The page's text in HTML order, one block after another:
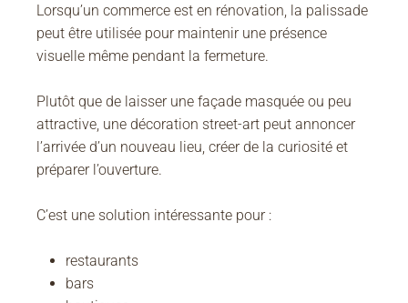
Lorsqu’un commerce est en rénovation, la palissade
peut être utilisée pour maintenir une présence
visuelle même pendant la fermeture.
Plutôt que de laisser une façade masquée ou peu
attractive, une décoration street-art peut annoncer
l’arrivée d’un nouveau lieu, créer de la curiosité et
préparer l’ouverture.
C’est une solution intéressante pour :
restaurants
bars